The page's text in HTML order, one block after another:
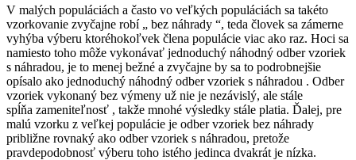
V malých populáciách a často vo veľkých populáciách sa takéto
vzorkovanie zvyčajne robí „ bez náhrady “, teda človek sa zámerne
vyhýba výberu ktoréhokoľvek člena populácie viac ako raz. Hoci sa
namiesto toho môže vykonávať jednoduchý náhodný odber vzoriek
s náhradou, je to menej bežné a zvyčajne by sa to podrobnejšie
opísalo ako jednoduchý náhodný odber vzoriek s náhradou . Odber
vzoriek vykonaný bez výmeny už nie je nezávislý, ale stále
spĺňa zameniteľnosť , takže mnohé výsledky stále platia. Ďalej, pre
malú vzorku z veľkej populácie je odber vzoriek bez náhrady
približne rovnaký ako odber vzoriek s náhradou, pretože
pravdepodobnosť výberu toho istého jedinca dvakrát je nízka.